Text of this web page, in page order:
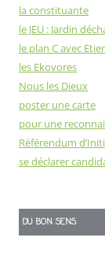
la constituante
le JEU : Jardin
le plan C avec
les Ekovores
Nous les Dieux
poster une carte
pour une
Référendum
se déclarer
DU BON SENS